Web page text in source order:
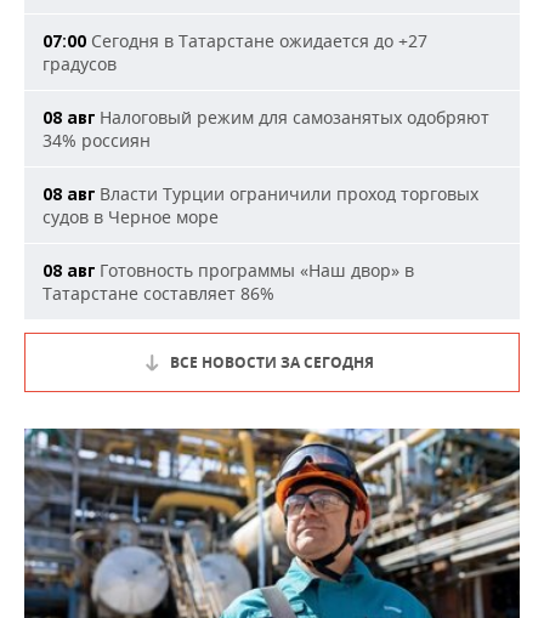
07:00 Сегодня в Татарстане ожидается до +27
градусов
08 авг Налоговый режим для самозанятых одобряют
34% россиян
08 авг Власти Турции ограничили проход торговых
судов в Черное море
08 авг Готовность программы «Наш двор» в
Татарстане составляет 86%
ВСЕ НОВОСТИ ЗА СЕГОДНЯ